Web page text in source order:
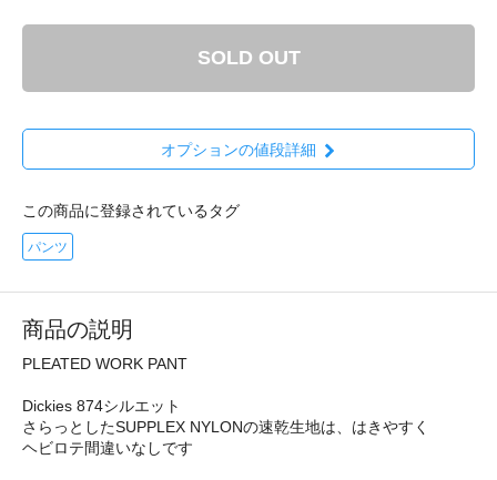
SOLD OUT
オプションの値段詳細
この商品に登録されているタグ
パンツ
商品の説明
PLEATED WORK PANT
Dickies 874シルエット
さらっとしたSUPPLEX NYLONの速乾生地は、はきやすく
ヘビロテ間違いなしです